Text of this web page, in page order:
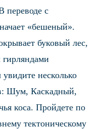
переводе с
«бешеный».
буковый лес,
несколько
Шум, Каскадный,
коса. Пройдете по
тектоническому